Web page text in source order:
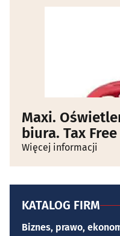
Maxi.
biura. Tax Free
Więcej informacji
KATALOG FIRM
Biznes, prawo,